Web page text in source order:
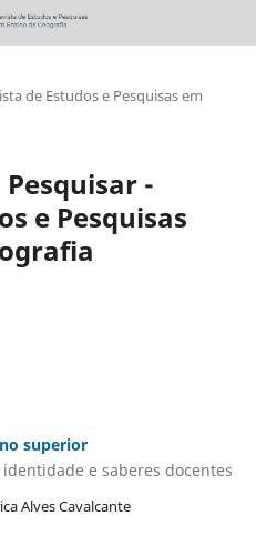
de Estudos e Pesquisas em
Pesquisar -
e Pesquisas
superior
e saberes docentes
Alves Cavalcante